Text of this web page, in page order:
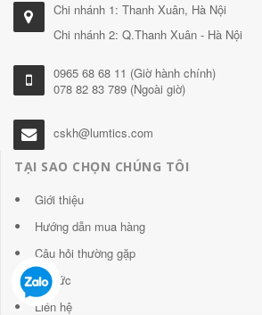
Chi nhánh 1: Thanh Xuân, Hà Nội
Chi nhánh 2: Q.Thanh Xuân - Hà Nội
0965 68 68 11 (Giờ hành chính)
078 82 83 789 (Ngoài giờ)
cskh@lumtics.com
TẠI SAO CHỌN CHÚNG TÔI
Giới thiệu
Hướng dẫn mua hàng
Câu hỏi thường gặp
Tin tức
Liên hệ